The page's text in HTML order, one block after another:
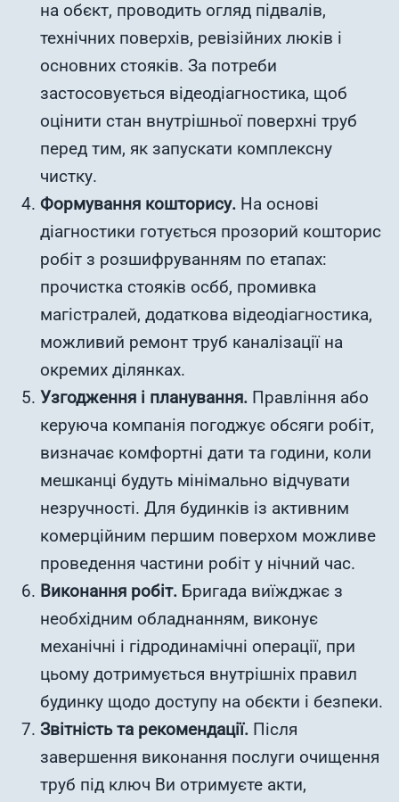
на обєкт, проводить огляд підвалів,
технічних поверхів, ревізійних люків і
основних стояків. За потреби
застосовується відеодіагностика, щоб
оцінити стан внутрішньої поверхні труб
перед тим, як запускати комплексну
чистку.
Формування кошторису. На основі
діагностики готується прозорий кошторис
робіт з розшифруванням по етапах:
прочистка стояків осбб, промивка
магістралей, додаткова відеодіагностика,
можливий ремонт труб каналізації на
окремих ділянках.
Узгодження і планування. Правління або
керуюча компанія погоджує обсяги робіт,
визначає комфортні дати та години, коли
мешканці будуть мінімально відчувати
незручності. Для будинків із активним
комерційним першим поверхом можливе
проведення частини робіт у нічний час.
Виконання робіт. Бригада виїжджає з
необхідним обладнанням, виконує
механічні і гідродинамічні операції, при
цьому дотримується внутрішніх правил
будинку щодо доступу на обєкти і безпеки.
Звітність та рекомендації. Після
завершення виконання послуги очищення
труб під ключ Ви отримуєте акти,